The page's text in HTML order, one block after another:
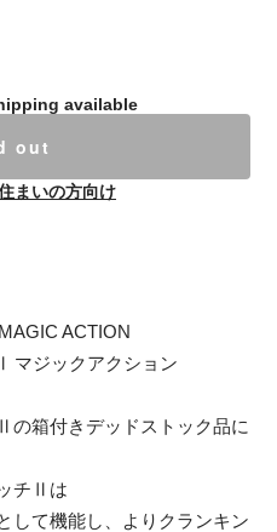
available
out
まいの方向け
ACTION
マジックアクション
箱付きデッドストック品に
チⅡは
して機能し、よりクランキン